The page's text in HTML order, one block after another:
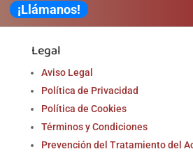
Seguridad Privada
Legal
Aviso Legal
Política de Privacidad
Política de Cookies
Términos y Condiciones
Prevención del Tratamiento del
¡Llámanos!